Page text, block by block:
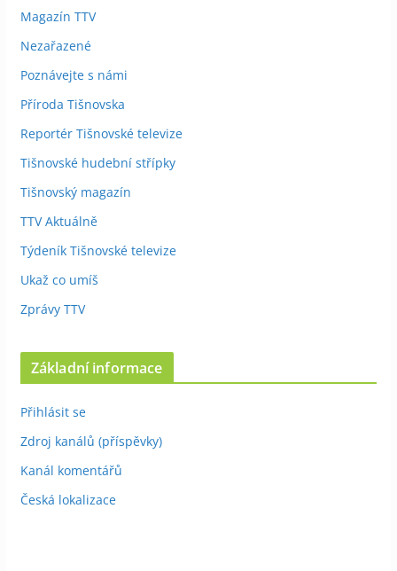
Magazín TTV
Nezařazené
Poznávejte s námi
Příroda Tišnovska
Reportér Tišnovské televize
Tišnovské hudební střípky
Tišnovský magazín
TTV Aktuálně
Týdeník Tišnovské televize
Ukaž co umíš
Zprávy TTV
Základní informace
Přihlásit se
Zdroj kanálů (příspěvky)
Kanál komentářů
Česká lokalizace